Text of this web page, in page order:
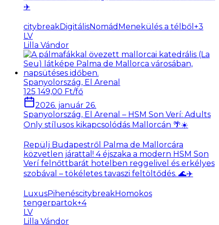
✈️
citybreakDigitálisNomád Menekülés a télből +3
LV
Lilla Vándor
Spanyolország, El Arenal
125 149,00 Ft/fő
2026. január 26.
Spanyolország, El Arenal – HSM Son Verí: Adults
Only stílusos kikapcsolódás Mallorcán 🌴☀️
Repülj Budapestről Palma de Mallorcára
közvetlen járattal! 4 éjszaka a modern HSM Son
Verí felnőttbarát hotelben reggelivel és erkélyes
szobával – tökéletes tavaszi feltöltődés. 🌊✈️
LuxusPihenéscitybreakHomokos
tengerpartok+4
LV
Lilla Vándor